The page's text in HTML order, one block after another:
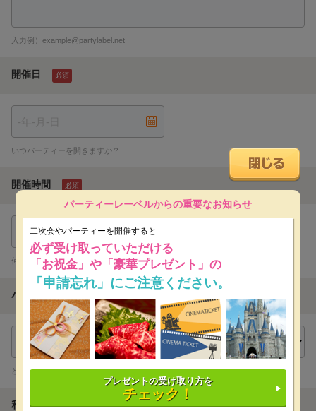
入力例）example@partylabel.net
開催日 必須
いつパーティーを開きますか？
開催時間 必須
時 分ごろ
何時ごろパーティーを開催いたしますか？
パーティー内容
どんなパーティーを致しますか？
利用する会場名
パーティーレーベルからの重要なお知らせ
二次会やパーティーを開催すると
必ず受け取っていただける
「お祝金」や「豪華プレゼント」の
「申請忘れ」にご注意ください。
プレゼントの受け取り方を
チェック！